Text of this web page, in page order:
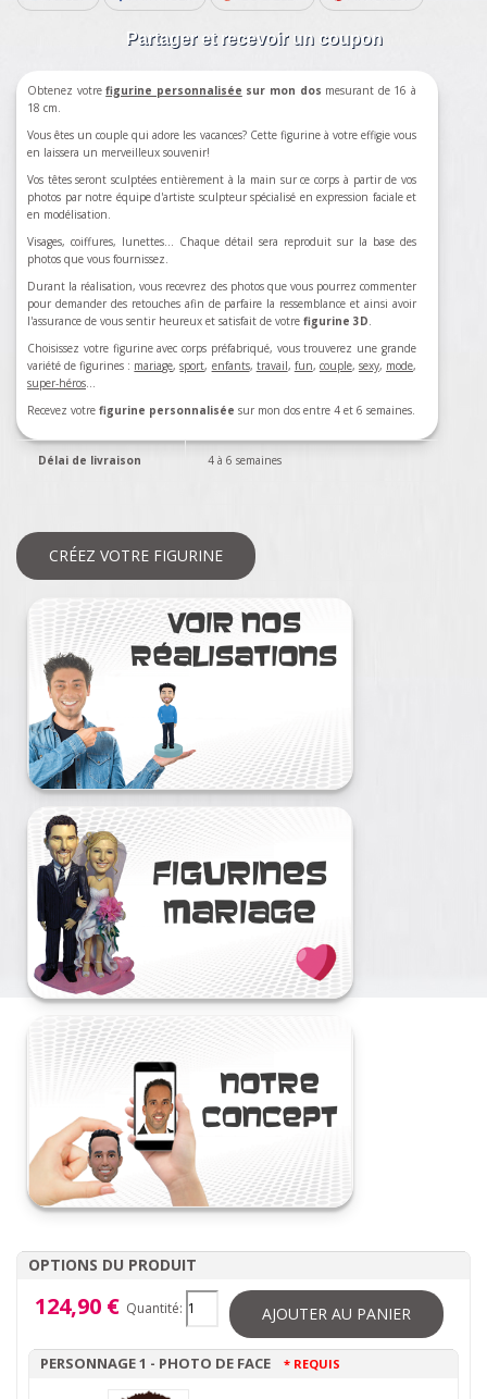
Partager et recevoir un coupon
Obtenez votrefigurine personnalisée sur mon dos mesurant de 16 à
18 cm.
Vous êtes un couple qui adore les vacances? Cette figurine à votre effigie vous
en laissera un merveilleux souvenir!
Vos têtes seront sculptées entièrement à la main sur ce corps à partir de vos
photos par notre équipe d'artiste sculpteur spécialisé en expression faciale et
en modélisation.
Visages, coiffures, lunettes... Chaque détail sera reproduit sur la base des
photos que vous fournissez.
Durant la réalisation, vous recevrez des photos que vous pourrez commenter
pour demander des retouches afin de parfaire la ressemblance et ainsi avoir
l'assurance de vous sentir heureux et satisfait de votre figurine 3D.
Choisissez votre figurine avec corps préfabriqué, vous trouverez une grande
variété de figurines : mariage,sport, enfants, travail, fun, couple, sexy, mode,
super-héros…
Recevez votre figurine personnalisée sur mon dos entre 4 et 6 semaines.
Délai de livraison 4 à 6 semaines
CRÉEZ VOTRE FIGURINE
OPTIONS DU PRODUIT
124,90 € Quantité: AJOUTER AU PANIER
PERSONNAGE 1 - PHOTO DE FACE * REQUIS